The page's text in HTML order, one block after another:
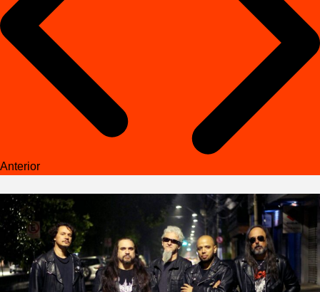
Anterior